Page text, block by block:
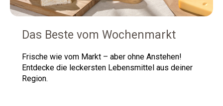
Das Beste vom Wochenmarkt
Frische wie vom Markt – aber ohne Anstehen!
Entdecke die leckersten Lebensmittel aus deiner
Region.